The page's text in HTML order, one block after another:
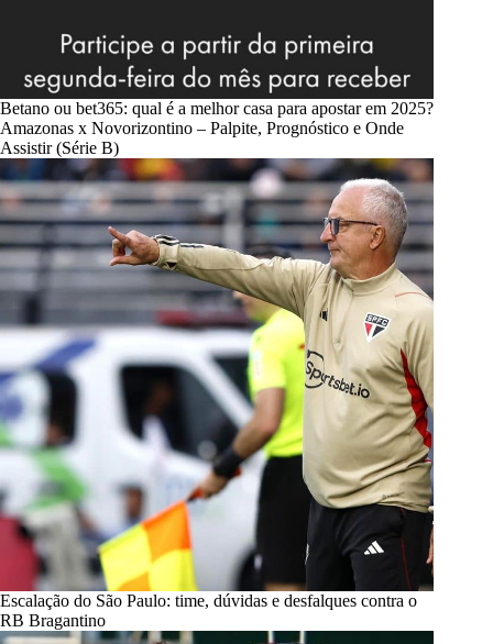
Betano ou bet365: qual é a melhor casa para apostar em 2025?
Amazonas x Novorizontino – Palpite, Prognóstico e Onde
Assistir (Série B)
Escalação do São Paulo: time, dúvidas e desfalques contra o
RB Bragantino